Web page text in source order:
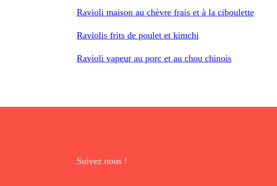
Ravioli maison au chèvre frais et à la ciboulette
Raviolis frits de poulet et kimchi
Ravioli vapeur au porc et au chou chinois
Suivez nous !